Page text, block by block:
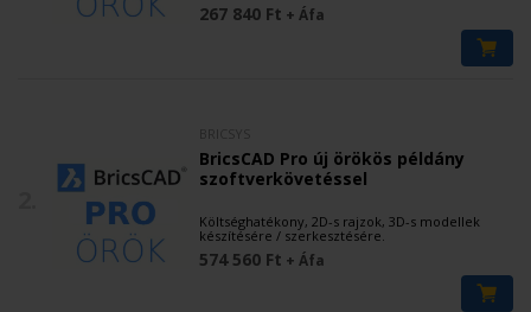
267 840 Ft + Áfa
BricsCAD Pro új örökös példány
szoftverkövetéssel
Költséghatékony, 2D-s rajzok, 3D-s modellek
készítésére / szerkesztésére.
574 560 Ft + Áfa